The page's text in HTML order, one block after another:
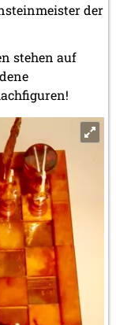
der
stehen auf